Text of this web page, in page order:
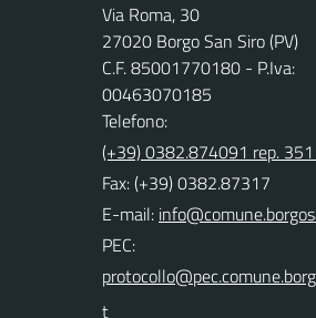
Via Roma, 30
27020 Borgo San Siro (PV)
C.F. 85001770180 - P.Iva:
00463070185
Telefono:
(+39) 0382.874091 rep.
Fax: (+39) 0382.87317
E-mail:
PEC: